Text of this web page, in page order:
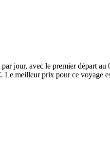
jour, avec le premier départ au
Le meilleur prix pour ce voyage